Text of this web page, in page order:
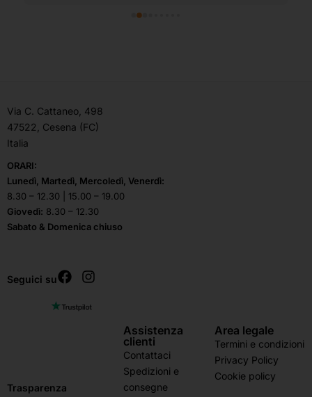
Via C. Cattaneo, 498
47522, Cesena (FC)
Italia
ORARI:
Lunedì, Martedì, Mercoledì, Venerdì:
8.30 – 12.30 | 15.00 – 19.00
Giovedì: 8.30 – 12.30
Sabato & Domenica chiuso
Seguici su
Trasparenza
Assistenza
clienti
Contattaci
Spedizioni e
consegne
Area legale
Termini e condizioni
Privacy Policy
Cookie policy